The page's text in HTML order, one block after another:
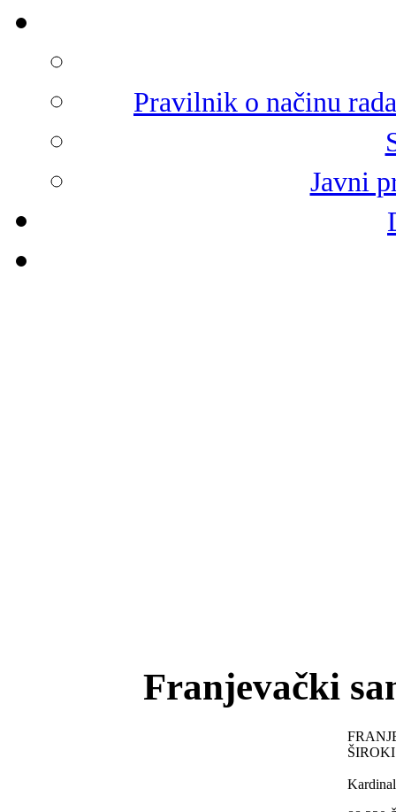
Pravilnik o načinu
Javni
Franjevački